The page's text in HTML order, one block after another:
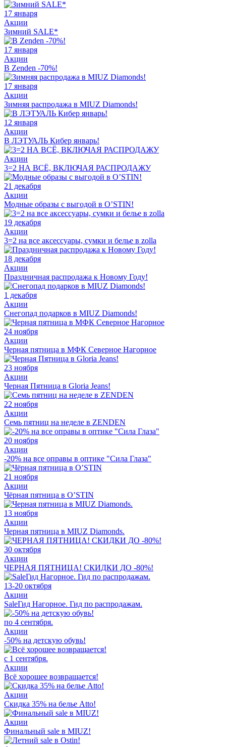
17 января
Акции
Зимний SALE*
17 января
Акции
В Zenden -70%!
17 января
Акции
Зимняя распродажа в MIUZ Diamonds!
12 января
Акции
В ЛЭТУАЛЬ Кибер январь!
Акции
3=2 НА ВСЁ, ВКЛЮЧАЯ РАСПРОДАЖУ
21 декабря
Акции
Модные образы с выгодой в O’STIN!
19 декабря
Акции
3=2 на все аксессуары, сумки и белье в zolla
18 декабря
Акции
Праздничная распродажа к Новому Году!
1 декабря
Акции
Снегопад подарков в MIUZ Diamonds!
24 ноября
Акции
Черная пятница в МФК Северное Нагорное
23 ноября
Акции
Черная Пятница в Gloria Jeans!
22 ноября
Акции
Семь пятниц на неделе в ZENDEN
20 ноября
Акции
-20% на все оправы в оптике "Сила Глаза"
21 ноября
Акции
Чёрная пятница в O’STIN
13 ноября
Акции
Черная пятница в MIUZ Diamonds.
30 октября
Акции
ЧЕРНАЯ ПЯТНИЦА! СКИДКИ ДО -80%!
13-20 октября
Акции
SaleГид Нагорное. Гид по распродажам.
по 4 сентября.
Акции
-50% на детскую обувь!
с 1 сентября.
Акции
Всё хорошее возвращается!
Акции
Скидка 35% на белье Atto!
Акции
Финальный sale в MIUZ!